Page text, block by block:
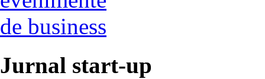
de business
Jurnal start-up